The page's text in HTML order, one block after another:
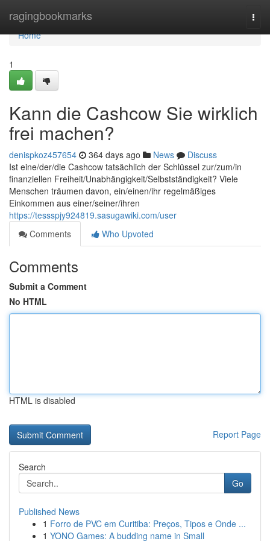
ragingbookmarks
Home
Home
1
Kann die Cashcow Sie wirklich
frei machen?
denispkoz457654 364 days ago News
Discuss
Ist eine/der/die Cashcow tatsächlich der Schlüssel zur/zum/in
finanziellen Freiheit/Unabhängigkeit/Selbstständigkeit? Viele
Menschen träumen davon, ein/einen/ihr regelmäßiges
Einkommen aus einer/seiner/ihren
https://tessspjy924819.sasugawiki.com/user
Comments
Who Upvoted
Comments
Submit a Comment
No HTML
HTML is disabled
Report Page
Search
Go
Published News
1 Forro de PVC em Curitiba: Preços, Tipos e Onde ...
1 YONO Games: A budding name in Small